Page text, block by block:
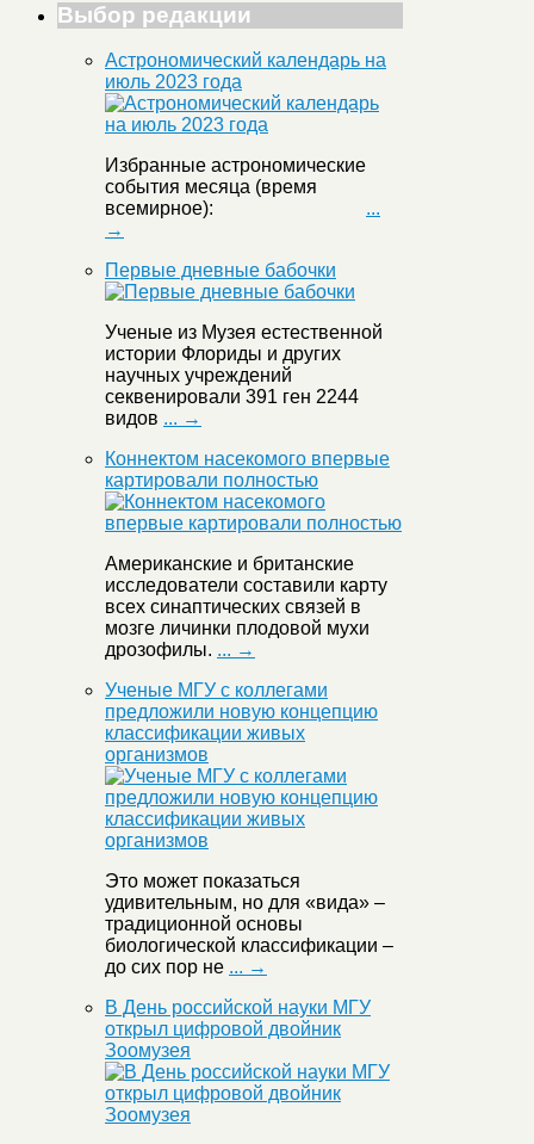
Выбор редакции
Астрономический календарь на
июль 2023 года
Избранные астрономические
события месяца (время
всемирное): ...
→
Первые дневные бабочки
Ученые из Музея естественной
истории Флориды и других
научных учреждений
секвенировали 391 ген 2244
видов ... →
Коннектом насекомого впервые
картировали полностью
Американские и британские
исследователи составили карту
всех синаптических связей в
мозге личинки плодовой мухи
дрозофилы. ... →
Ученые МГУ с коллегами
предложили новую концепцию
классификации живых
организмов
Это может показаться
удивительным, но для «вида» –
традиционной основы
биологической классификации –
до сих пор не ... →
В День российской науки МГУ
открыл цифровой двойник
Зоомузея